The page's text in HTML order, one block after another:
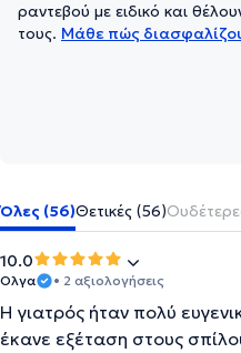
ραντεβού με ειδικό και
τους. Μάθε πώς
Όλες (56)Θετικές (56)
10.0
Ολγα • 2 αξιολογήσεις
Η γιατρός ήταν πολύ
έκανε εξέταση στους